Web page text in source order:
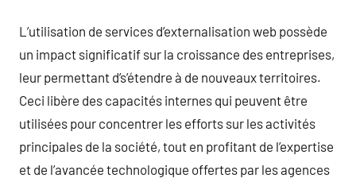
L’utilisation de services d’externalisation web possède
un impact significatif sur la croissance des entreprises,
leur permettant d’s’étendre à de nouveaux territoires.
Ceci libère des capacités internes qui peuvent être
utilisées pour concentrer les efforts sur les activités
principales de la société, tout en profitant de l’expertise
et de l’avancée technologique offertes par les agences